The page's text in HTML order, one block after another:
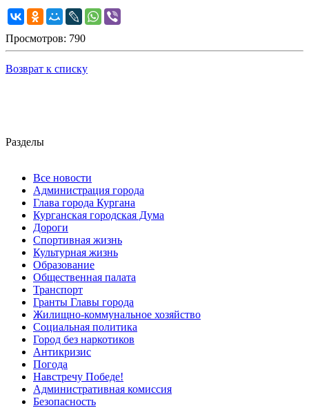
Просмотров: 790
Возврат к списку
Разделы
Все новости
Администрация города
Глава города Кургана
Курганская городская Дума
Дороги
Спортивная жизнь
Культурная жизнь
Образование
Общественная палата
Транспорт
Гранты Главы города
Жилищно-коммунальное хозяйство
Социальная политика
Город без наркотиков
Антикризис
Погода
Навстречу Победе!
Административная комиссия
Безопасность